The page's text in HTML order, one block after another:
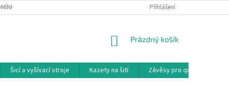
REKLAMAČNÍ PODMÍNKY
Přihlášení
NÁKUPNÍ
Prázdný košík
Šicí a vyšívací stroje Kazety na šití Závěsy pro quilty